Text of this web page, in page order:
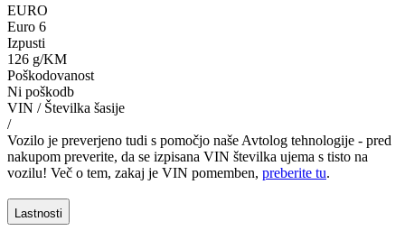
EURO
Euro 6
Izpusti
126 g/KM
Poškodovanost
Ni poškodb
VIN / Številka šasije
/
Vozilo je preverjeno tudi s pomočjo naše Avtolog tehnologije - pred
nakupom preverite, da se izpisana VIN številka ujema s tisto na
vozilu! Več o tem, zakaj je VIN pomemben, preberite tu.
Lastnosti